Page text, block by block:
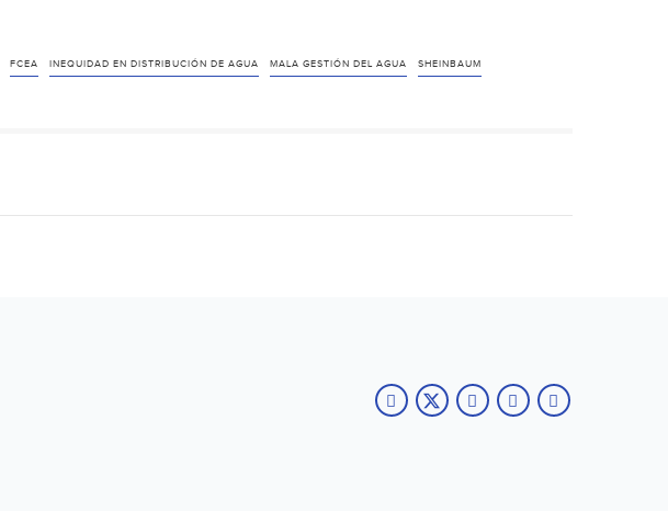
FCEA INEQUIDAD EN DISTRIBUCIÓN DE AGUA MALA GESTIÓN DEL AGUA SHEINBAUM